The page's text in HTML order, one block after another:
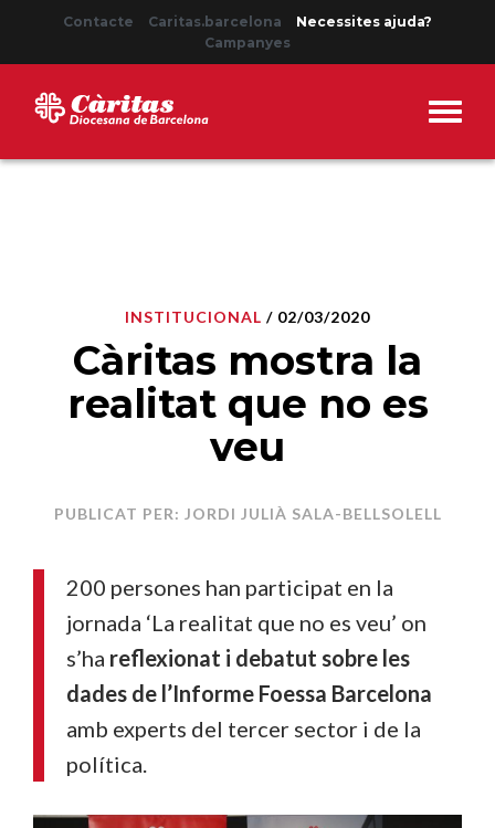
Contacte Caritas.barcelona
Necessites ajuda?
Campanyes
INSTITUCIONAL / 02/03/2020
Càritas mostra la
realitat que no es
veu
PUBLICAT PER: JORDI JULIÀ SALA-BELLSOLELL
200 persones han participat en la
jornada ‘La realitat que no es veu’ on
s’ha reflexionat i debatut sobre les
dades de l’Informe Foessa Barcelona
amb experts del tercer sector i de la
política.